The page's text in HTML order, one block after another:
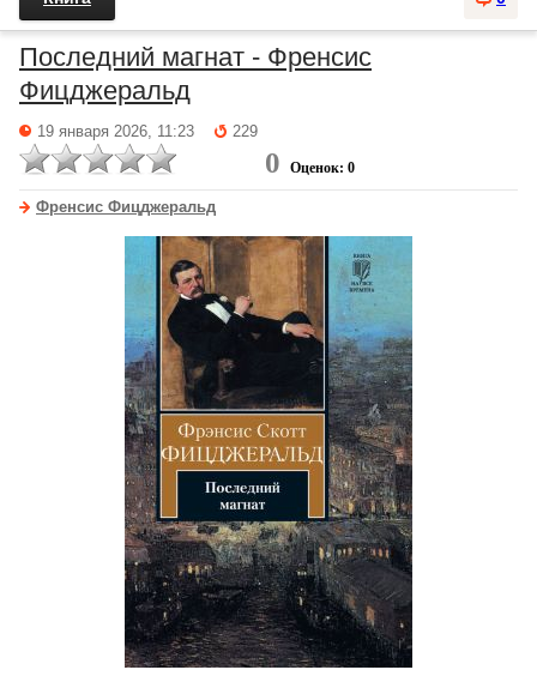
Последний магнат - Френсис
Фицджеральд
19 января 2026, 11:23 229
0 Оценок: 0
Френсис Фицджеральд